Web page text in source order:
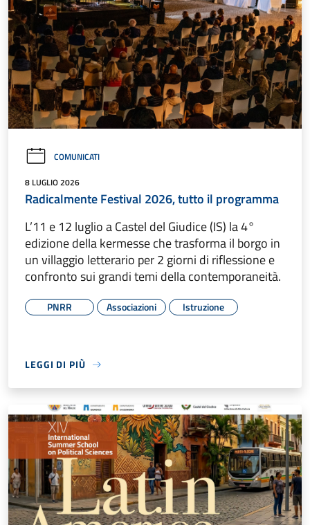
COMUNICATI
8 LUGLIO 2026
Radicalmente Festival 2026, tutto il programma
L’11 e 12 luglio a Castel del Giudice (IS) la 4°
edizione della kermesse che trasforma il borgo in
un villaggio letterario per 2 giorni di riflessione e
confronto sui grandi temi della contemporaneità.
PNRR Associazioni Istruzione
LEGGI DI PIÙ